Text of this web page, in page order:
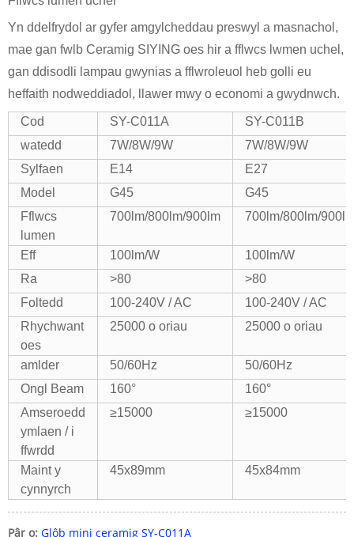
Yn ddelfrydol ar gyfer amgylcheddau preswyl a masnachol,
mae gan fwlb Ceramig SIYING oes hir a fflwcs lwmen uchel,
gan ddisodli lampau gwynias a fflwroleuol heb golli eu
heffaith nodweddiadol, llawer mwy o economi a gwydnwch.
Cod SY-C011A
SY-C011B
watedd
7W/8W/9W
7W/8W/9W
Sylfaen
E14
E27
Model
G45
G45
Fflwcs
lumen
700lm/800lm/900lm 700lm/800lm/
Eff 100lm/W
100lm/W
Ra
>80
>80
Foltedd
100-240V / AC
100-240V / AC
Rhychwant
oes
25000 o oriau 25000 o oriau
amlder 50/60Hz
50/60Hz
Ongl Beam
160°
160°
Amseroedd
ymlaen / i
ffwrdd
≥15000 ≥15000
Maint y
cynnyrch
45x89mm 45x84mm
Pâr o: Glôb mini ceramig SY-C011A